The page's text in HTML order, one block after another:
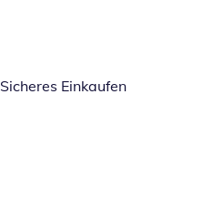
Sicheres Einkaufen